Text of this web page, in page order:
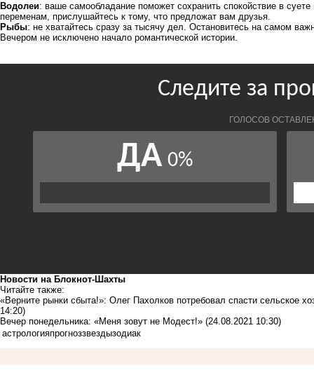
Водолеи: ваше самообладание поможет сохранить спокойствие в
переменам, прислушайтесь к тому, что предложат вам друзья.
Рыбы: не хватайтесь сразу за тысячу дел. Остановитесь на самом
Вечером не исключено начало романтической истории.
Новости на Блoкнoт-Шахты
Читайте также:
«Верните рынки сбыта!»: Олег Пахолков потребовал спасти сельское
14:20)
Вечер понедельника: «Меня зовут не Модест!» (24.08.2021 10:30)
астрологияпрогноззвездызодиак